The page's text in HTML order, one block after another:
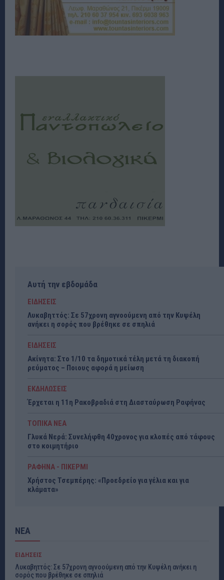
Αυτή την εβδομάδα
ΕΙΔΗΣΕΙΣ
Λυκαβηττός: Σε 57χρονη αγνοούμενη από την Κυψέλη
ανήκει η σορός που βρέθηκε σε σπηλιά
ΕΙΔΗΣΕΙΣ
Ακίνητα: Στο 1/10 τα δημοτικά τέλη μετά τη διακοπή
ρεύματος – Ποιους αφορά η μείωση
ΕΚΔΗΛΩΣΕΙΣ
Έρχεται η 11η Ρακοβραδιά στη Διασταύρωση Ραφήνας
ΤΟΠΙΚΑ ΝΕΑ
Γλυκά Νερά: Συνελήφθη 40χρονος για κλοπές από τάφους
στο κοιμητήριο
ΡΑΦΗΝΑ - ΠΙΚΕΡΜΙ
Χρήστος Τσεμπέρης: «Προεδρείο για γέλια και για
κλάματα»
ΝΕΑ
ΕΙΔΗΣΕΙΣ
Λυκαβηττός: Σε 57χρονη αγνοούμενη από την Κυψέλη ανήκει η
σορός που βρέθηκε σε σπηλιά